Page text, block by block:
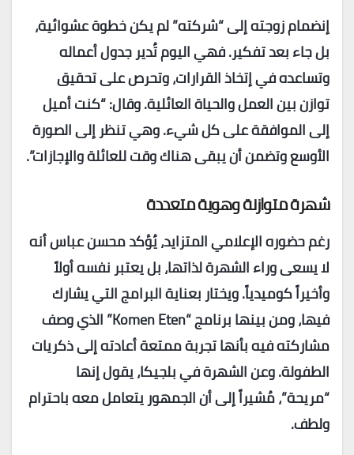
إنضمام زوجته إلى “شركته” لم يكن خطوة عشوائية،
بل جاء بعد تفكير. فهي اليوم تُدير جدول أعماله
وتساعده في إتخاذ القرارات، وتحرص على تحقيق
توازن بين العمل والحياة العائلية. وقال: “كنت أميل
إلى الموافقة على كل شيء. وهي تنظر إلى الصورة
الأوسع وتضمن أن يبقى هناك وقت للعائلة والإجازات”.
شهرة متوازنة وهوية متعددة
رغم حضوره الإعلامي المتزايد، يُؤكد محسن عباس أنه
لا يسعى وراء الشهرة لذاتها، بل يعتبر نفسه أولاً
وأخيراً كوميدياً. ويختار بعناية البرامج التي يشارك
فيها، ومن بينها برنامج “Komen Eten” الذي وصف
مشاركته فيه بأنها تجربة ممتعة أعادته إلى ذكريات
الطفولة. وعن الشهرة في بلجيكا، يقول إنها
“مريحة”، مُشيراً إلى أن الجمهور يتعامل معه باحترام
ولطف.